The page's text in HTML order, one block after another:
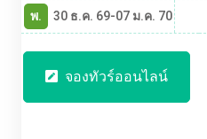
พ.
30 ธ.ค. 69-07 ม.ค. 70
จองทัวร์ออนไลน์